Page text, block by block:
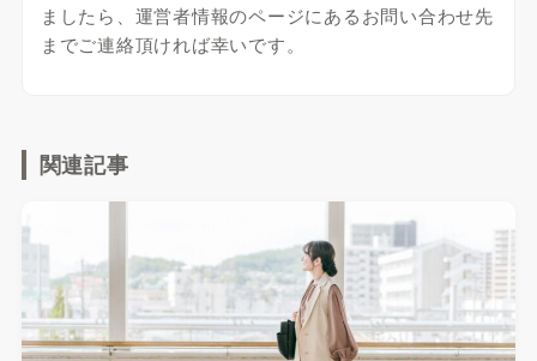
ましたら、運営者情報のページにあるお問い合わせ先
までご連絡頂ければ幸いです。
関連記事